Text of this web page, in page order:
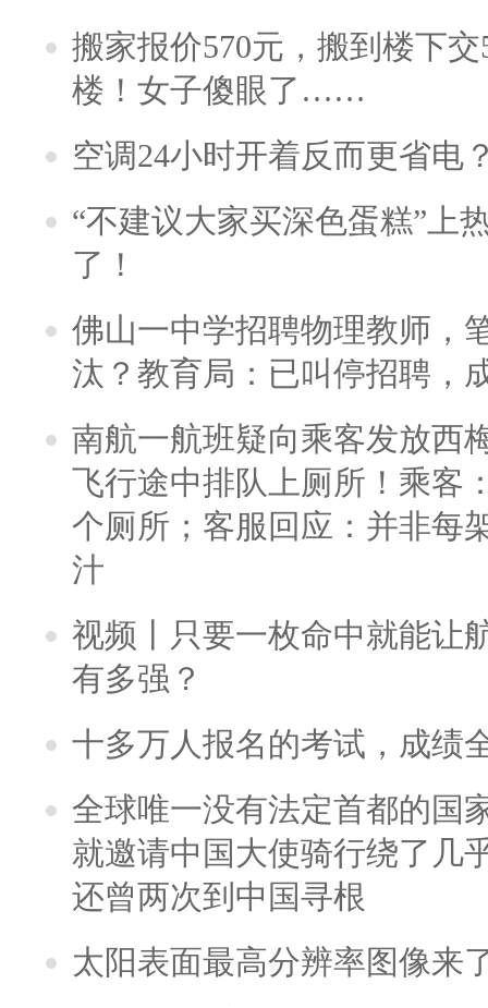
搬家报价570元，搬到楼下
楼！女子傻眼了……
空调24小时开着反而更省电
“不建议大家买深色蛋糕”上
了！
佛山一中学招聘物理教师，
汰？教育局：已叫停招聘，
南航一航班疑向乘客发放西
飞行途中排队上厕所！乘客
个厕所；客服回应：并非每
汁
视频丨只要一枚命中就能让
有多强？
十多万人报名的考试，成绩
全球唯一没有法定首都的国
就邀请中国大使骑行绕了几
还曾两次到中国寻根
太阳表面最高分辨率图像来